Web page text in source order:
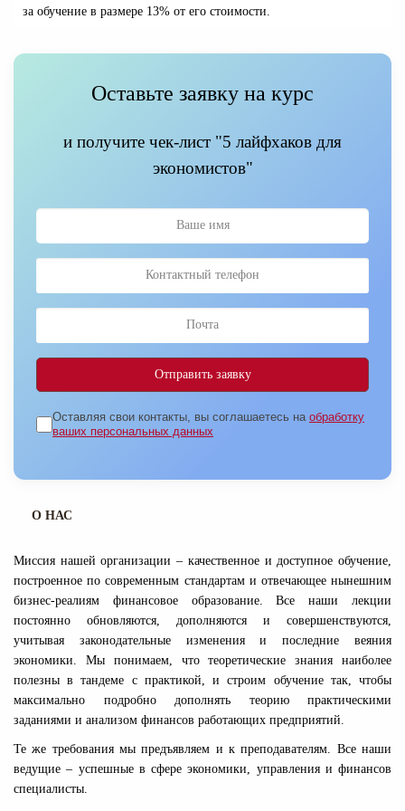
за обучение в размере 13% от его стоимости.
Оставьте заявку на курс
и получите чек-лист "5 лайфхаков для
экономистов"
Оставляя свои контакты, вы соглашаетесь на обработку
ваших персональных данных
О НАС
Миссия нашей организации – качественное и доступное обучение,
построенное по современным стандартам и отвечающее нынешним
бизнес-реалиям финансовое образование. Все наши лекции
постоянно обновляются, дополняются и совершенствуются,
учитывая законодательные изменения и последние веяния
экономики. Мы понимаем, что теоретические знания наиболее
полезны в тандеме с практикой, и строим обучение так, чтобы
максимально подробно дополнять теорию практическими
заданиями и анализом финансов работающих предприятий.
Те же требования мы предъявляем и к преподавателям. Все наши
ведущие – успешные в сфере экономики, управления и финансов
специалисты.